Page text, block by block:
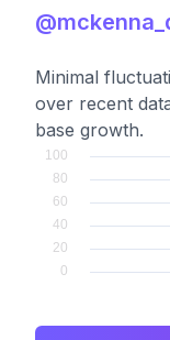
Minimal
over recent
base growth.